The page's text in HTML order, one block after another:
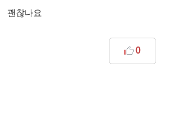
괜찮나요
0